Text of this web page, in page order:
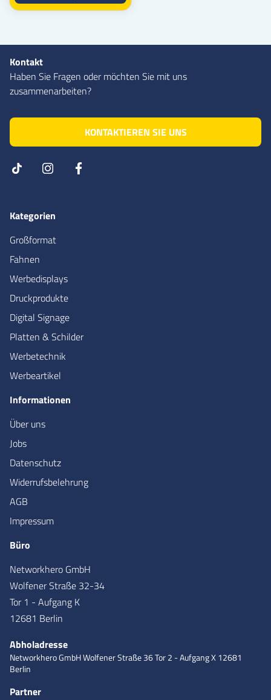
Kontakt
Haben Sie Fragen oder möchten Sie mit uns
zusammenarbeiten?
KONTAKTIEREN SIE UNS
Kategorien
Großformat
Fahnen
Werbedisplays
Druckprodukte
Digital Signage
Platten & Schilder
Werbetechnik
Werbeartikel
Informationen
Über uns
Jobs
Datenschutz
Widerrufsbelehrung
AGB
Impressum
Büro
Networkhero GmbH
Wolfener Straße 32-34
Tor 1 - Aufgang K
12681 Berlin
Abholadresse
Networkhero GmbHWolfener Straße 36Tor 2 - Aufgang X12681
Berlin
Partner